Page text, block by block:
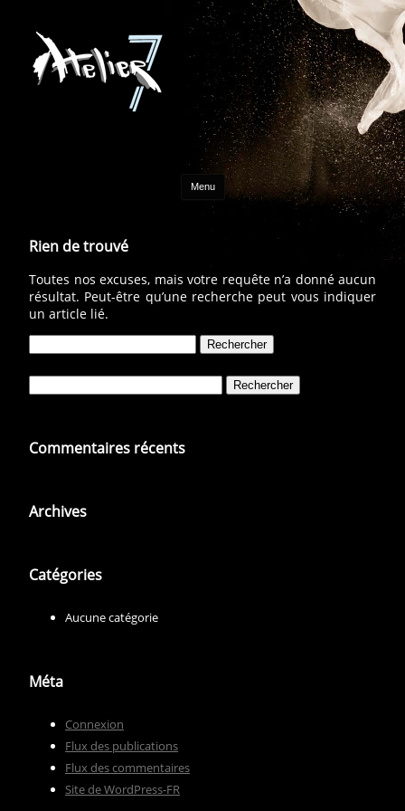
Menu Aller au contenu
Rien de trouvé
Toutes nos excuses, mais votre requête n’a donné aucun
résultat. Peut-être qu’une recherche peut vous indiquer
un article lié.
Commentaires récents
Archives
Catégories
Aucune catégorie
Méta
Connexion
Flux des publications
Flux des commentaires
Site de WordPress-FR